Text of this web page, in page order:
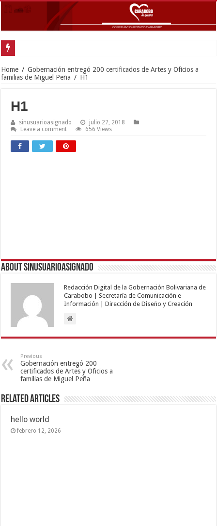
Home / Gobernación entregó 200 certificados de Artes y Oficios a
familias de Miguel Peña / H1
H1
sinusuarioasignado
julio 27, 2018
Leave a comment
656 Views
About sinusuarioasignado
Redacción Digital de la Gobernación Bolivariana de
Carabobo | Secretaría de Comunicación e
Información | Dirección de Diseño y Creación
Previous
Gobernación entregó 200
certificados de Artes y Oficios a
familias de Miguel Peña
Related Articles
hello world
febrero 12, 2026